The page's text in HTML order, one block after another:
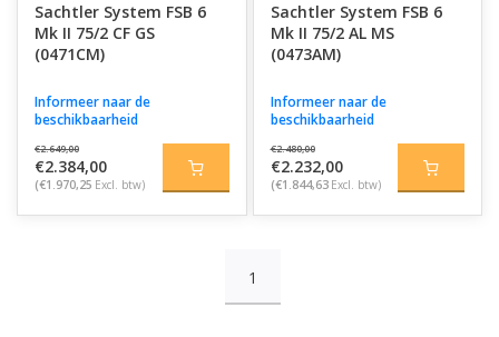
Sachtler System FSB 6
Mk II 75/2 CF GS
(0471CM)
Informeer naar de
beschikbaarheid
€2.649,00
€2.384,00
(€1.970,25 Excl. btw)
Sachtler System FSB 6
Mk II 75/2 AL MS
(0473AM)
Informeer naar de
beschikbaarheid
€2.480,00
€2.232,00
(€1.844,63 Excl. btw)
1